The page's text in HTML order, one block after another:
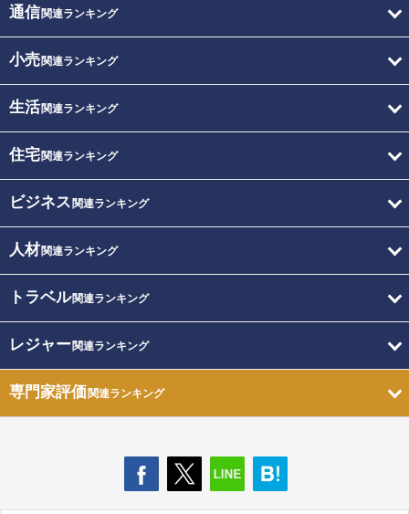
通信関連ランキング
小売関連ランキング
生活関連ランキング
住宅関連ランキング
ビジネス 関連ランキング
人材関連ランキング
トラベル関連ランキング
レジャー関連ランキング
専門家評価関連ランキング